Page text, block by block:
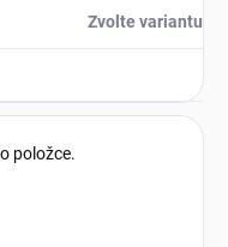
Zvolte variantu
položce.